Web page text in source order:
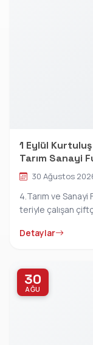
1 Eylül Kurtuluş
Tarım Sanayi
30 Ağustos
4.Tarım ve Sanayi
teriyle çalışan
Detaylar
30
AĞU